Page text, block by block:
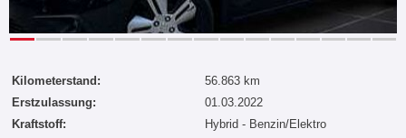
Kilometerstand:
56.863 km
Erstzulassung:
01.03.2022
Kraftstoff:
Hybrid - Benzin/Elektro